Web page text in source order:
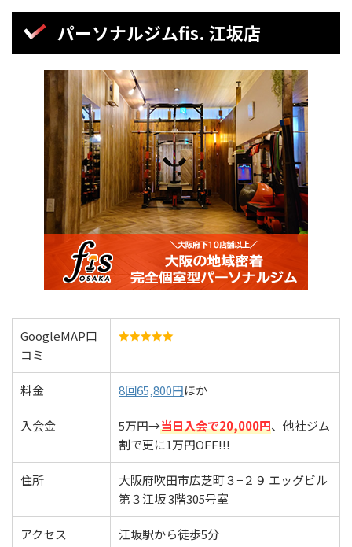
パーソナルジムfis. 江坂店
GoogleMAP口
コミ
料金 8回65,800円ほか
入会金 5万円→当日入会で20,000円、他社ジム
割で更に1万円OFF!!!
住所
大阪府吹田市広芝町３−２９ エッグビル
第３江坂 3階305号室
アクセス 江坂駅から徒歩5分